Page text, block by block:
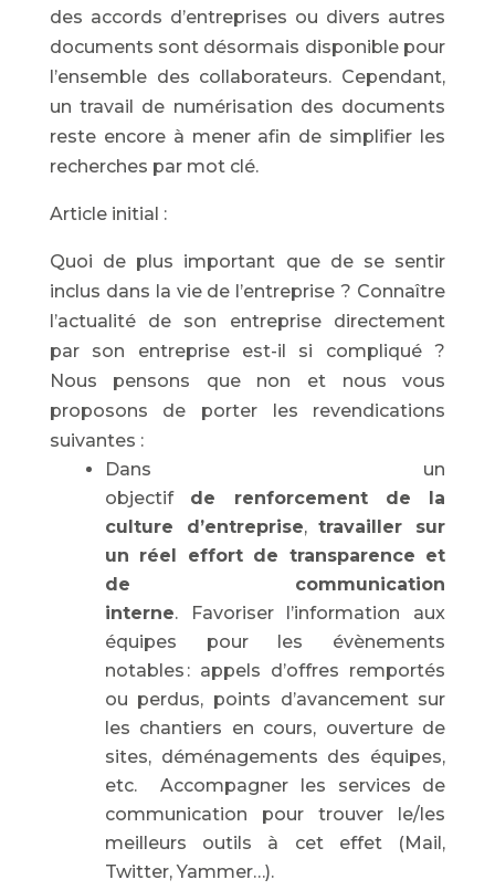
des accords d’entreprises ou divers autres
documents sont désormais disponible pour
l’ensemble des collaborateurs. Cependant,
un travail de numérisation des documents
reste encore à mener afin de simplifier les
recherches par mot clé.
Article initial :
Quoi de plus important que de se sentir
inclus dans la vie de l’entreprise ? Connaître
l’actualité de son entreprise directement
par son entreprise est-il si compliqué ?
Nous pensons que non et nous vous
proposons de porter les revendications
suivantes :
Dans un
objectif de renforcement de la
culture d’entreprise,travailler sur
un réel effort de transparence et
de communication
interne. Favoriser l’information aux
équipes pour les évènements
notables : appels d’offres remportés
ou perdus, points d’avancement sur
les chantiers en cours, ouverture de
sites, déménagements des équipes,
etc. Accompagner les services de
communication pour trouver le/les
meilleurs outils à cet effet (Mail,
Twitter, Yammer…).